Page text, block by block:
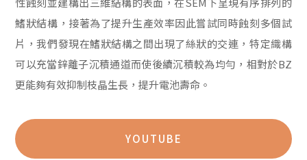
鰭狀結構，接著為了提升生產效率因此嘗試同時蝕刻多個試
片，我們發現在鰭狀結構之間出現了絲狀的交連，特定織構
可以充當鋅離子沉積通道而使後續沉積較為均勻，相對於BZ
更能夠有效抑制枝晶生長，提升電池壽命。
YOUTUBE